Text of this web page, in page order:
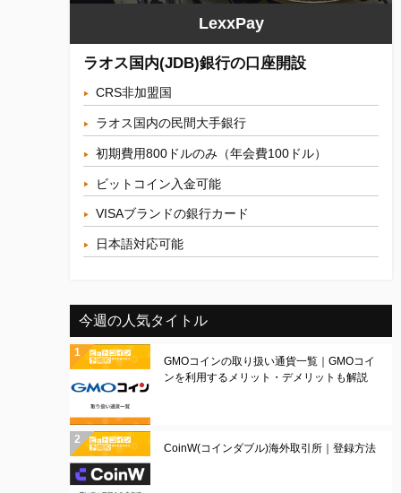
LexxPay
ラオス国内(JDB)銀行の口座開設
CRS非加盟国
ラオス国内の民間大手銀行
初期費用800ドルのみ（年会費100ドル）
ビットコイン入金可能
VISAブランドの銀行カード
日本語対応可能
今週の人気タイトル
GMOコインの取り扱い通貨一覧｜GMOコイ
ンを利用するメリット・デメリットも解説
CoinW(コインダブル)海外取引所｜登録方法